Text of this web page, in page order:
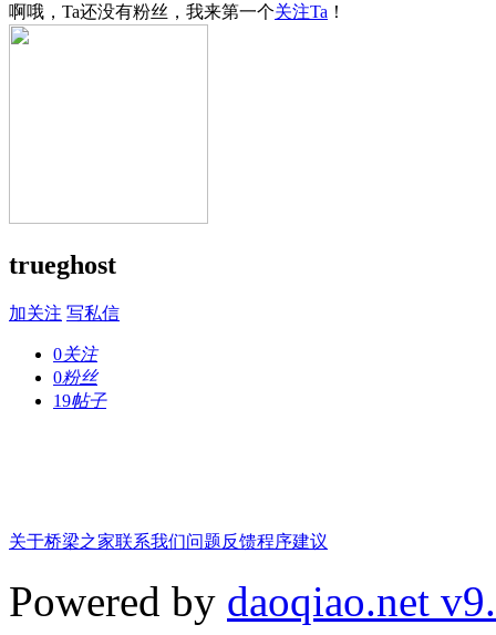
啊哦，Ta还没有粉丝，我来第一个关注Ta ！
trueghost
加关注 写私信
0关注
0粉丝
19帖子
关于桥梁之家联系我们问题反馈程序建议
Powered by daoqiao.net